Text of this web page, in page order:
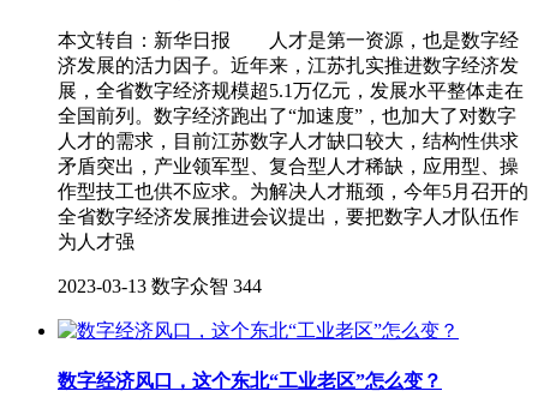
本文转自：新华日报 人才是第一资源，也是数字经
济发展的活力因子。近年来，江苏扎实推进数字经济发
展，全省数字经济规模超5.1万亿元，发展水平整体走在
全国前列。数字经济跑出了“加速度”，也加大了对数字
人才的需求，目前江苏数字人才缺口较大，结构性供求
矛盾突出，产业领军型、复合型人才稀缺，应用型、操
作型技工也供不应求。为解决人才瓶颈，今年5月召开的
全省数字经济发展推进会议提出，要把数字人才队伍作
为人才强
2023-03-13 数字众智 344
数字经济风口，这个东北“工业老区”怎么变？